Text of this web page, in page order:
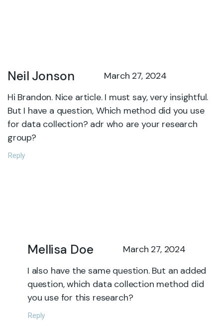
Neil Jonson
March 27, 2024
Hi Brandon. Nice article. I must say, very insightful.
But I have a question, Which method did you use
for data collection? adr who are your research
group?
Reply
Mellisa Doe
March 27, 2024
I also have the same question. But an added
question, which data collection method did
you use for this research?
Reply